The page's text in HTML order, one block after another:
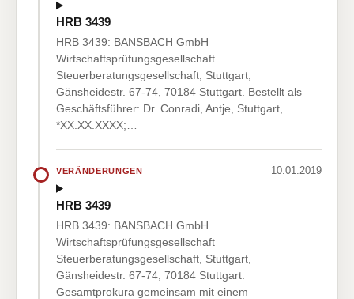
HRB 3439
HRB 3439: BANSBACH GmbH
Wirtschaftsprüfungsgesellschaft
Steuerberatungsgesellschaft, Stuttgart,
Gänsheidestr. 67-74, 70184 Stuttgart. Bestellt als
Geschäftsführer: Dr. Conradi, Antje, Stuttgart,
*XX.XX.XXXX;…
VERÄNDERUNGEN 10.01.2019
HRB 3439
HRB 3439: BANSBACH GmbH
Wirtschaftsprüfungsgesellschaft
Steuerberatungsgesellschaft, Stuttgart,
Gänsheidestr. 67-74, 70184 Stuttgart.
Gesamtprokura gemeinsam mit einem